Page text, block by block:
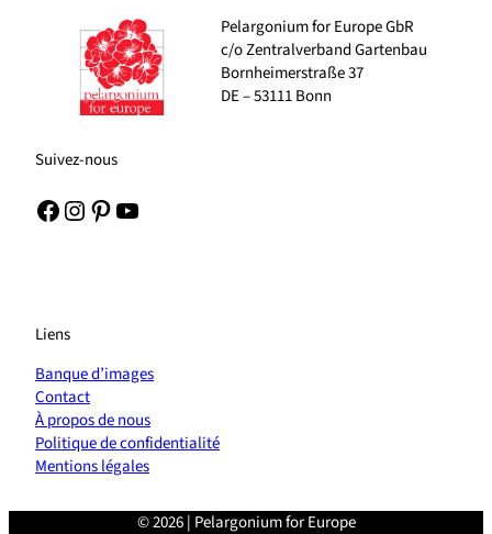
Pelargonium for Europe GbR
c/o Zentralverband Gartenbau
Bornheimerstraße 37
DE – 53111 Bonn
Suivez-nous
Facebook Instagram Pinterest YouTube
Liens
Banque d’images
Contact
À propos de nous
Politique de confidentialité
Mentions légales
© 2026 | Pelargonium for Europe